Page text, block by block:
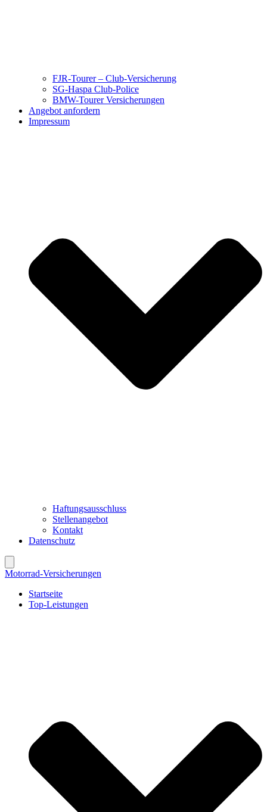
FJR-Tourer – Club-Versicherung
SG-Haspa Club-Police
BMW-Tourer Versicherungen
Angebot anfordern
Impressum
Haftungsausschluss
Stellenangebot
Kontakt
Datenschutz
Motorrad-Versicherungen
Startseite
Top-Leistungen